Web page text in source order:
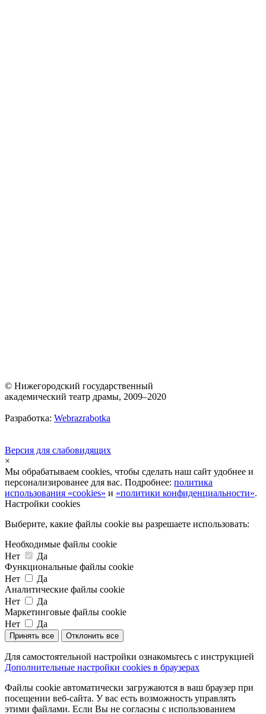
© Нижегородский государственный
академический театр драмы, 2009–2020
Разработка: Webrazrabotka
Версия для слабовидящих
×
Мы обрабатываем cookies, чтобы сделать наш сайт удобнее и
персонализированее для вас. Подробнее: политика
использования «cookies» и «политики конфиденциальности».
Настройки cookies
Выберите, какие файлы cookie вы разрешаете использовать:
Необходимые файлы cookie
Нет
Да
Функциональные файлы cookie
Нет
Да
Аналитические файлы cookie
Нет
Да
Маркетинговые файлы cookie
Нет
Да
Принять все Отклонить все
Для самостоятельной настройки ознакомьтесь с инструкцией
Дополнительные настройки cookies в браузерах
Файлы cookie автоматически загружаются в ваш браузер при
посещении веб-сайта. У вас есть возможность управлять
этими файлами. Если Вы не согласны с использованием